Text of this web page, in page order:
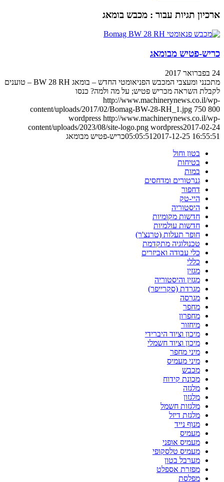
ארכיון תגיות עבור : מכבש בומאג
כריש-פטיש מבומאג
24 בפברואר 2017
מתכנני ומעצבי המכבש הפניאומטי החדש – בומאג BW 28 RH – טוענים
לקבלת השראה מכריש פטיש; על מה ולמה? כנסו
http://www.machinerynews.co.il/wp-
content/uploads/2017/02/Bomag-BW-28-RH_1.jpg 750 800
wordpress http://www.machinerynews.co.il/wp-
content/uploads/2023/08/site-logo.png wordpress2017-02-24
05:05:51 2017-12-25 16:55:51
כריש-פטיש מבומאג
בטון וחול
בטיחות
במות
גנרטורים ומדחסים
דחפור
היי-טק
היסטוריה
חדשות מקומיות
חדשות עולמיות
חופר תעלות (טרנצ'ר)
טכנולוגיה מתקדמת
כלי עבודה ואביזרים
כללי
מגזין
מגזין והיסטוריה
מגרדת (סקרייפר)
מגרסה
מחפר
מחפרון
מיחזור
מיכון וציוד היברידי
מיכון וציוד חשמלי
מיני מחפר
מיני מעמיס
מכבש
מכונת קידוח
מלגזה
מלגזון
מלגזות חשמל
מלגזת דיזל
מנוף נייד
מעמיס
מעמיס אופני
מעמיס טלסקופי
מערבל בטון
מפזרת אספלט
מפלסת